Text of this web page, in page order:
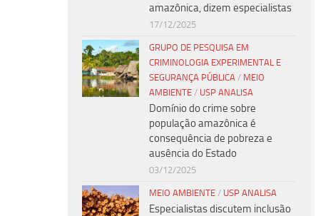
amazônica, dizem especialistas
17/12/2025
GRUPO DE PESQUISA EM
CRIMINOLOGIA EXPERIMENTAL E
SEGURANÇA PÚBLICA / MEIO
AMBIENTE / USP ANALISA
Domínio do crime sobre
população amazônica é
consequência de pobreza e
ausência do Estado
03/12/2025
MEIO AMBIENTE / USP ANALISA
Especialistas discutem inclusão